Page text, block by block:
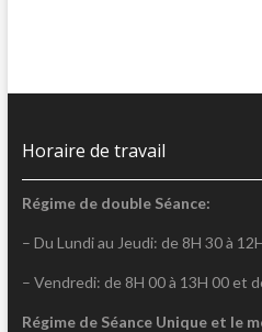
Horaire de travail
Régime de double Séance:
– Du Lundi au Jeudi: de 8H 30 à
– Vendredi: de 8H 00 à 13H 00 et
Régime de Séance Unique et le